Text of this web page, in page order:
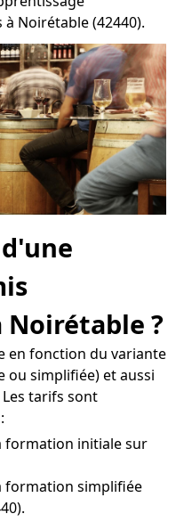
Noirétable (42440).
?
en fonction du variante
ou simplifiée) et aussi
tarifs sont
formation initiale sur
formation simplifiée